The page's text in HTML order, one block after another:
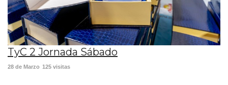
TyC 2 Jornada Sábado
28 de Marzo 125 visitas